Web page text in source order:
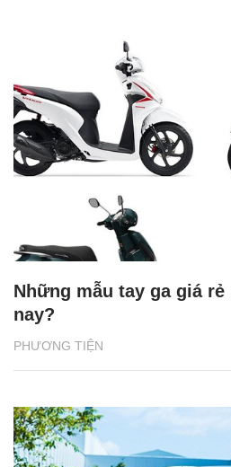
PHƯƠNG TIỆN
Những mẫu tay ga giá
nay?